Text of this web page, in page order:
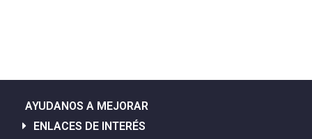
AYUDANOS A MEJORAR
ENLACES DE INTERÉS